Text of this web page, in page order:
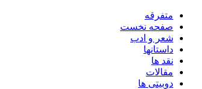
متفرقه
صفحه نخست
شعر و ادب
داستانها
نقد ها
مقالات
دوبیتی ها